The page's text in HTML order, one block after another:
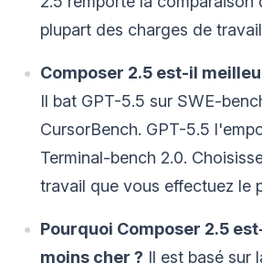
plupart des charges de
Composer 2.5 est-il
Il bat GPT-5.5 sur SWE-
CursorBench. GPT-5.5
Terminal-bench 2.0.
travail que vous effectuez le
Pourquoi Composer 2.5
moins cher ? Il est basé sur